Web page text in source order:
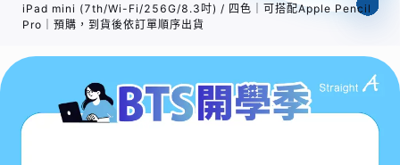
iPad mini (7th/Wi-Fi/256G/8.3吋) / 四色｜可搭配Apple Pencil
Pro｜預購，到貨後依訂單順序出貨